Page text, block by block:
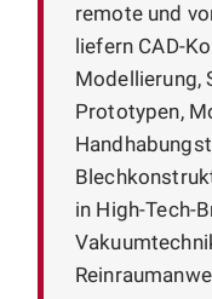
remote und
liefern CAD-
Modellierung,
Prototypen,
in High-Tech-